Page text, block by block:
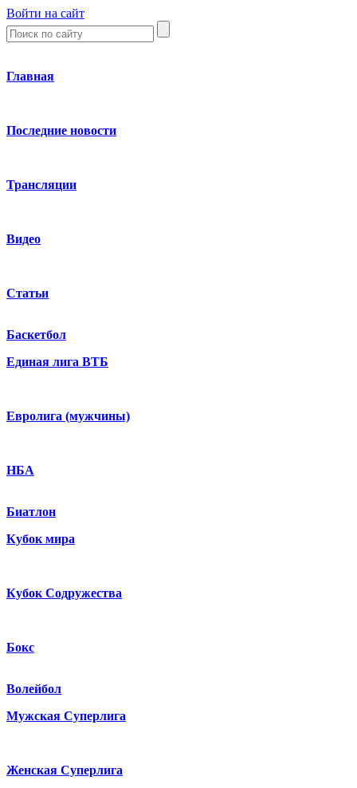
Войти на сайт
Главная
Последние новости
Трансляции
Видео
Статьи
Баскетбол
Единая лига ВТБ
Евролига (мужчины)
НБА
Биатлон
Кубок мира
Кубок Содружества
Бокс
Волейбол
Мужская Суперлига
Женская Суперлига